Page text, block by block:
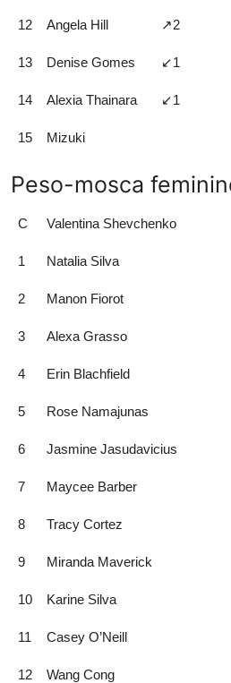
12 Angela Hill ↗️2
13 Denise Gomes ↙️1
14 Alexia Thainara ↙️1
15 Mizuki
Peso-mosca
C Valentina Shevchenko
1 Natalia Silva
2 Manon Fiorot
3 Alexa Grasso
4 Erin Blachfield
5 Rose Namajunas
6 Jasmine Jasudavicius
7 Maycee Barber
8 Tracy Cortez
9 Miranda Maverick
10 Karine Silva
11 Casey O’Neill
12 Wang Cong